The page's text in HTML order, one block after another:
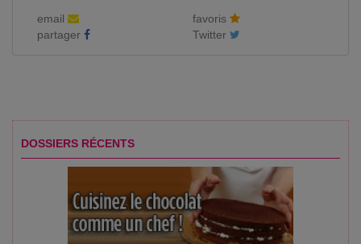
email
favoris
partager
Twitter
DOSSIERS RÉCENTS